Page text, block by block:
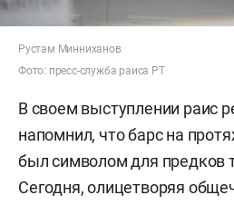
Рустам Минниханов
Фото: пресс-служба раиса РТ
В своем выступлении раис
напомнил, что барс на
был символом для предков
Сегодня, олицетворяя